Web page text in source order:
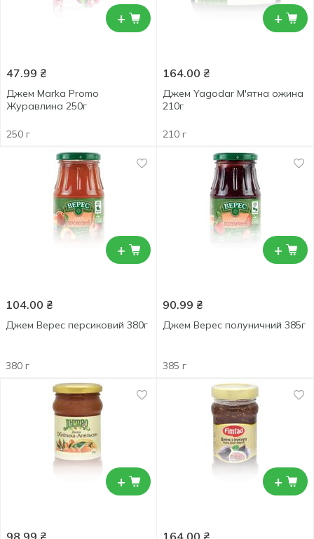
+
47.99 ₴
Джем Marka Promo
Журавлина 250г
250 г
+
164.00 ₴
Джем Yagodar М'ятна ожина
210г
210 г
+
104.00 ₴
Джем Верес персиковий 380г
380 г
+
90.99 ₴
Джем Верес полуничний 385г
385 г
+
98.99 ₴
+
164.00 ₴